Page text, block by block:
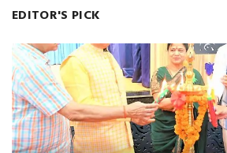
EDITOR'S PICK